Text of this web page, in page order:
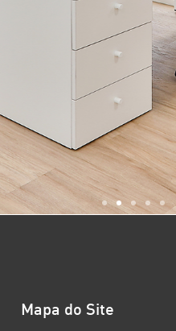
Mapa do Site